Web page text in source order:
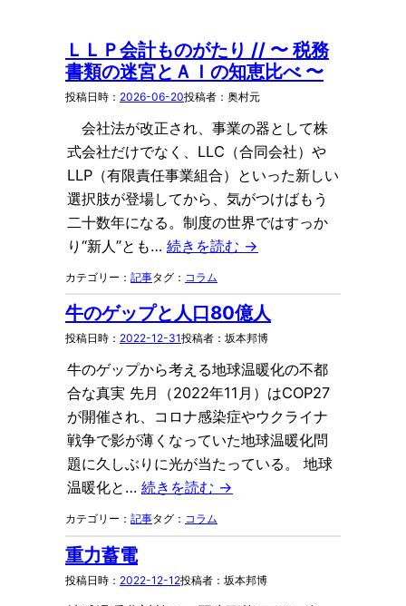
ＬＬＰ会計ものがたり // 〜 税務
書類の迷宮とＡＩの知恵比べ 〜
2026-06-20 奥村元
会社法が改正され、事業の器として株
式会社だけでなく、LLC（合同会社）や
LLP（有限責任事業組合）といった新しい
選択肢が登場してから、気がつけばもう
二十数年になる。制度の世界ではすっか
り“新人”とも… 続きを読む →
記事 コラム
牛のゲップと人口80億人
2022-12-31 坂本邦博
牛のゲップから考える地球温暖化の不都
合な真実 先月（2022年11月）はCOP27
が開催され、コロナ感染症やウクライナ
戦争で影が薄くなっていた地球温暖化問
題に久しぶりに光が当たっている。 地球
温暖化と… 続きを読む →
記事 コラム
重力蓄電
2022-12-12 坂本邦博